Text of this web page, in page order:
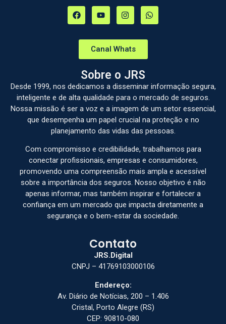
Canal Whats
Sobre o JRS
Desde 1999, nos dedicamos a disseminar informação segura,
inteligente e de alta qualidade para o mercado de seguros.
Nossa missão é ser a voz e a imagem de um setor essencial,
que desempenha um papel crucial na proteção e no
planejamento das vidas das pessoas.
Com compromisso e credibilidade, trabalhamos para
conectar profissionais, empresas e consumidores,
promovendo uma compreensão mais ampla e acessível
sobre a importância dos seguros. Nosso objetivo é não
apenas informar, mas também inspirar e fortalecer a
confiança em um mercado que impacta diretamente a
segurança e o bem-estar da sociedade.
Contato
JRS.Digital
CNPJ – 41769103000106
Endereço:
Av. Diário de Notícias, 200 – 1.406
Cristal, Porto Alegre (RS)
CEP: 90810-080